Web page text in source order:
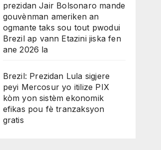
prezidan Jair Bolsonaro mande
gouvènman ameriken an
ogmante taks sou tout pwodui
Brezil ap vann Etazini jiska fen
ane 2026 la
Brezil: Prezidan Lula sigjere
peyi Mercosur yo itilize PIX
kòm yon sistèm ekonomik
efikas pou fè tranzaksyon
gratis